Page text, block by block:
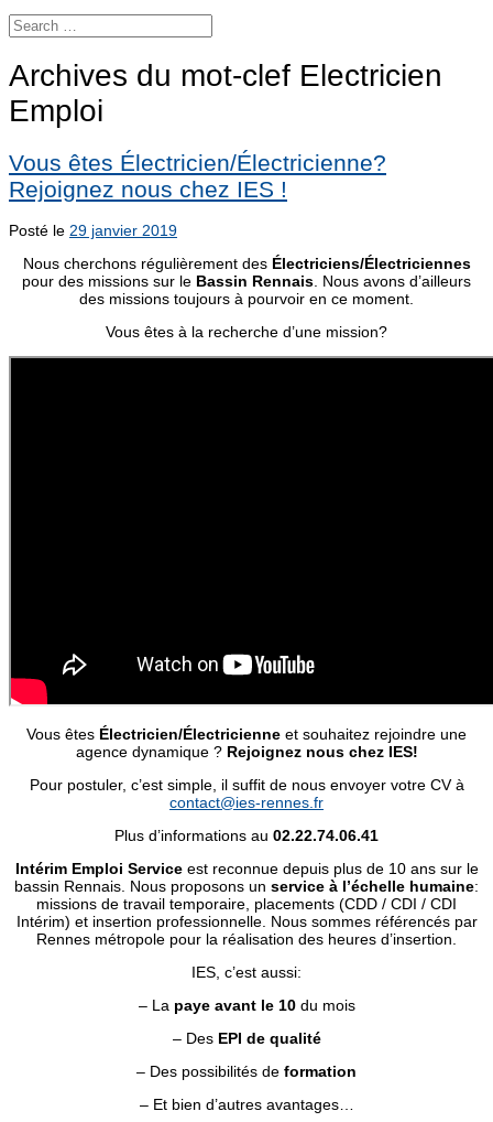
Archives du mot-clef Electricien
Emploi
Vous êtes Électricien/Électricienne?
Rejoignez nous chez IES !
Posté le 29 janvier 2019
Nous cherchons régulièrement des Électriciens/Électriciennes
pour des missions sur le Bassin Rennais . Nous avons d’ailleurs
des missions toujours à pourvoir en ce moment.
Vous êtes à la recherche d’une mission?
Vous êtes Électricien/Électricienne et souhaitez rejoindre une
agence dynamique ? Rejoignez nous chez IES!
Pour postuler, c’est simple, il suffit de nous envoyer votre CV à
contact@ies-rennes.fr
Plus d’informations au 02.22.74.06.41
Intérim Emploi Serviceest reconnue depuis plus de 10 ans sur le
bassin Rennais. Nous proposons un service à l’échelle humaine:
missions de travail temporaire, placements (CDD / CDI / CDI
Intérim) et insertion professionnelle. Nous sommes référencés par
Rennes métropole pour la réalisation des heures d’insertion.
IES, c’est aussi:
– La paye avant le 10du mois
– Des EPI de qualité
– Des possibilités de formation
– Et bien d’autres avantages…